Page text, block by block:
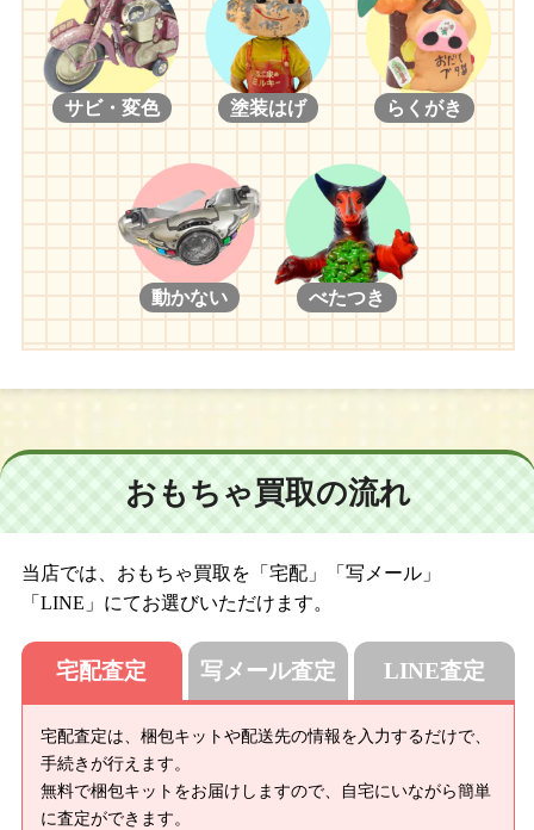
サビ・変色 塗装はげ らくがき
動かない べたつき
おもちゃ買取の流れ
当店では、おもちゃ買取を「宅配」「写メール」
「LINE」にてお選びいただけます。
宅配査定
宅配査定は、梱包キットや配送先の情報を入力するだけで、
手続きが行えます。
無料で梱包キットをお届けしますので、自宅にいながら簡単
に査定ができます。
写メール査定 LINE査定